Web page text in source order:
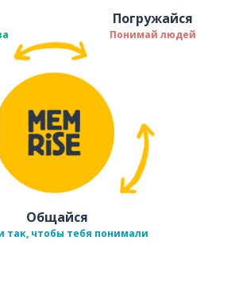
Погружайся
Понимай людей
Общайся
так, чтобы тебя понимали